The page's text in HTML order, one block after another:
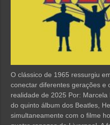
O clássico de 1965 ressurgiu
conectar diferentes gerações e
realidade de 2025 Por:
do quinto álbum dos Beatles,
simultaneamente com o filme